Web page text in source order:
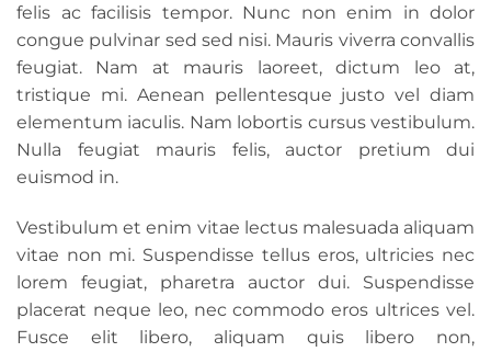
felis ac facilisis tempor. Nunc non enim in dolor
congue pulvinar sed sed nisi. Mauris viverra convallis
feugiat. Nam at mauris laoreet, dictum leo at,
tristique mi. Aenean pellentesque justo vel diam
elementum iaculis. Nam lobortis cursus vestibulum.
Nulla feugiat mauris felis, auctor pretium dui
euismod in.
Vestibulum et enim vitae lectus malesuada aliquam
vitae non mi. Suspendisse tellus eros, ultricies nec
lorem feugiat, pharetra auctor dui. Suspendisse
placerat neque leo, nec commodo eros ultrices vel.
Fusce elit libero, aliquam quis libero non,